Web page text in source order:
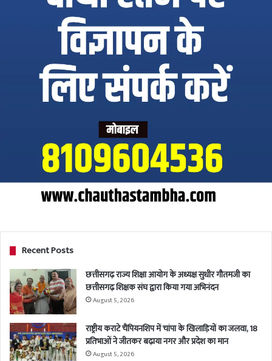
Recent Posts
छत्तीसगढ़ राज्य शिक्षा आयोग के अध्यक्ष सुधीर गौतमजी का
छत्तीसगढ़ शिक्षक संघ द्वारा किया गया अभिनंदन
August 5, 2026
राष्ट्रीय कराटे चैंपियनशिप में चांपा के खिलाड़ियों का जलवा, 18
प्रतिभाओं ने जीतकर बढ़ाया नगर और प्रदेश का मान
August 5, 2026